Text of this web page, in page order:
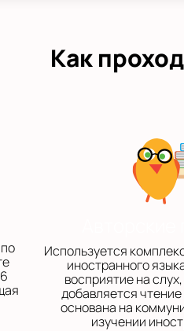
Как
Используется
иностранного
восприятие на
добавляется
основана на
изучении